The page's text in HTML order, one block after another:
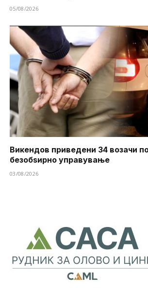
05/08/2026
Викендов приведени 34 возачи
безобѕирно управување
03/08/2026